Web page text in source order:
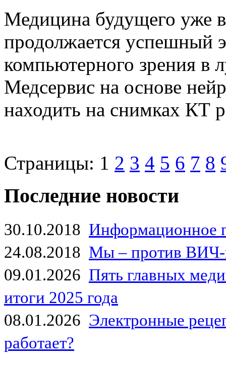
Медицина будущего уже
продолжается успешный
компьютерного зрения в
Медсервис на основе
находить на снимках КТ
Страницы: 1 2 3 4 5 6 7 8
Последние новости
30.10.2018 Информационное
24.08.2018 Мы – против
09.01.2026 Пять главных
итоги 2025 года
08.01.2026 Электронные
работает?